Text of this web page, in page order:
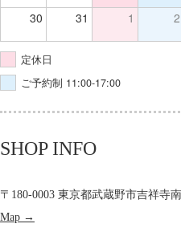
30 31 1 2
定休日
ご予約制 11:00-17:00
SHOP INFO
〒180-0003 東京都武蔵野市吉祥寺
Map →